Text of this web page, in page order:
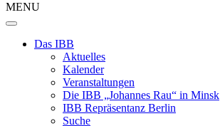
MENU
Das IBB
Aktuelles
Kalender
Veranstaltungen
Die IBB „Johannes Rau“ in Minsk
IBB Repräsentanz Berlin
Suche